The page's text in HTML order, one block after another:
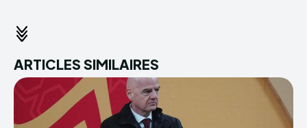
ARTICLES SIMILAIRES